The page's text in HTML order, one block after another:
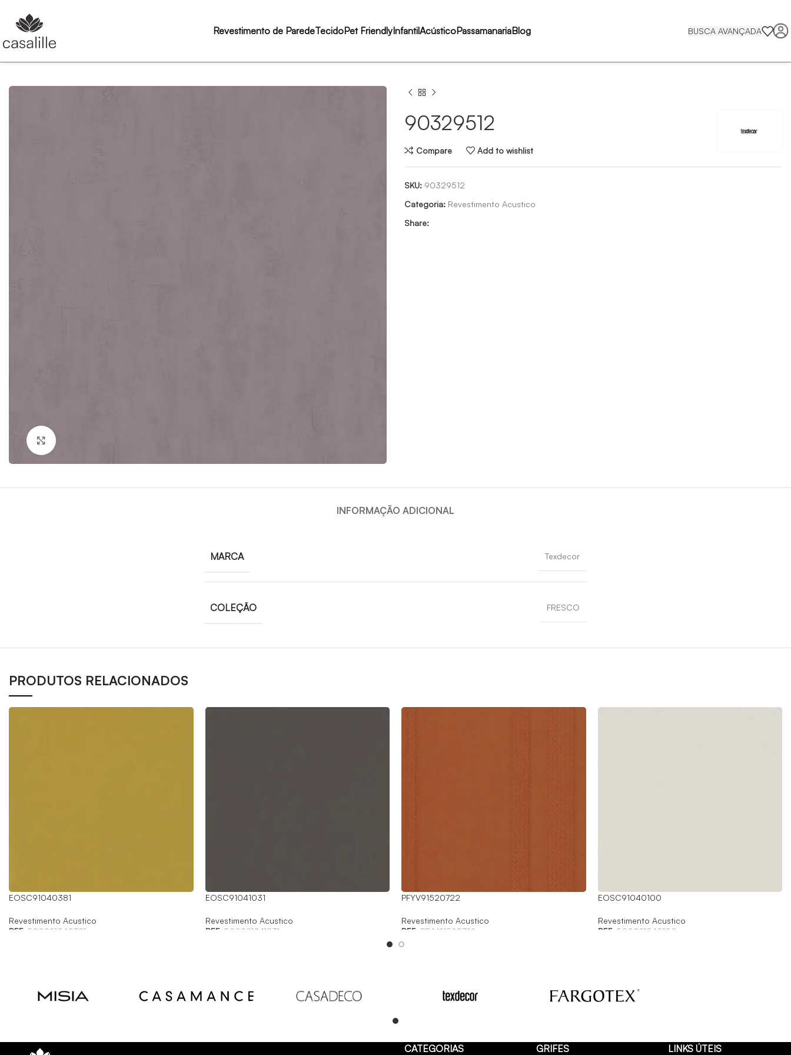
Revestimento de ParedeTecidoPet FriendlyInfantilAcústicoPassamanariaBlog BUSCA AVANÇADA
90329512
Compare Add to wishlist
SKU: 90329512
Categoria: Revestimento Acustico
Share:
INFORMAÇÃO ADICIONAL
MARCA Texdecor
COLEÇÃO FRESCO
PRODUTOS RELACIONADOS
EOSC91040381
Revestimento Acustico
REF: EOSC91040381
EOSC91041031
Revestimento Acustico
REF: EOSC91041031
PFYV91520722
Revestimento Acustico
REF: PFYV91520722
EOSC91040100
Revestimento Acustico
REF: EOSC91040100
Read
Read
Read
CATEGORIAS GRIFES LINKS ÚTEIS